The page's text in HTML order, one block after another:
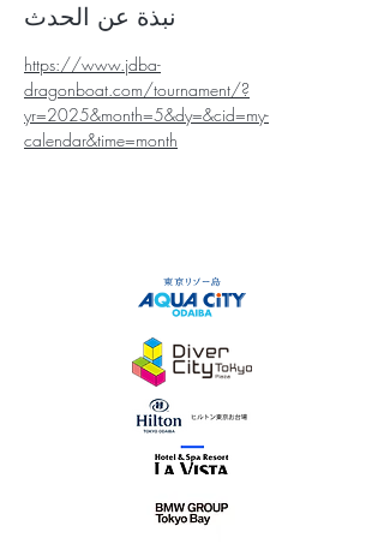
نبذة عن الحدث
https://www.jdba-
dragonboat.com/tournament/?
yr=2025&month=5&dy=&cid=my-
calendar&time=month